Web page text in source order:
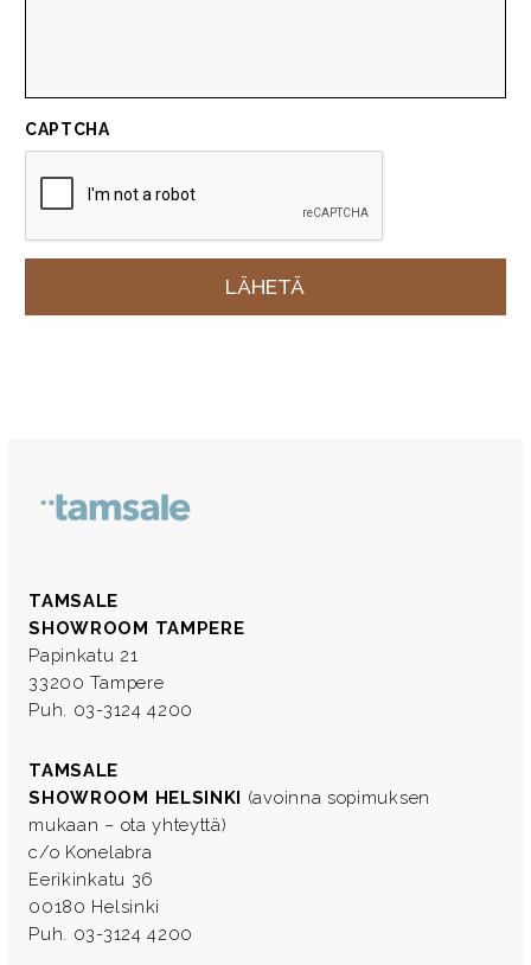
CAPTCHA
TAMSALE
SHOWROOM TAMPERE
Papinkatu 21
33200 Tampere
Puh. 03-3124 4200
TAMSALE
SHOWROOM HELSINKI (avoinna sopimuksen
mukaan – ota yhteyttä)
c/o Konelabra
Eerikinkatu 36
00180 Helsinki
Puh. 03-3124 4200